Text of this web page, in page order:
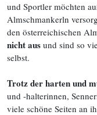
und Sportler möchten
Almschmankerln
den österreichischen
nicht aus und sind so
selbst.
Trotz der harten und
und -halterinnen,
viele schöne Seiten an